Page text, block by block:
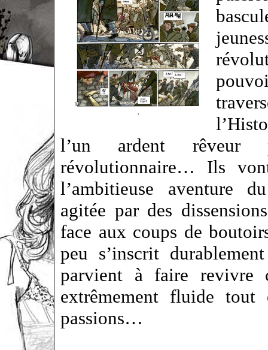
l’un ardent rêveur
révolutionnaire… Ils
l’ambitieuse aventure
agitée par des
face aux coups de
peu s’inscrit
parvient à faire revivre
extrêmement fluide
passions…